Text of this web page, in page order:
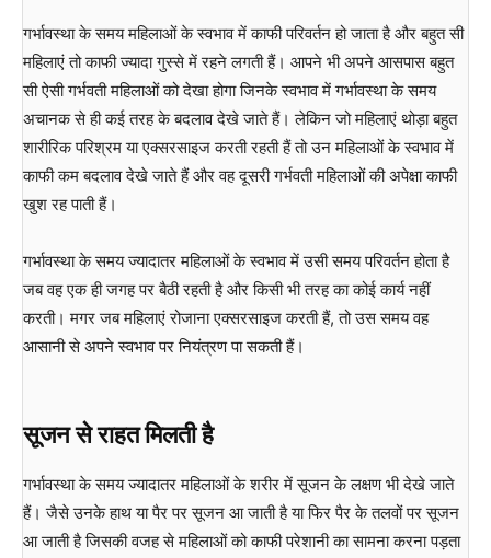
गर्भावस्था के समय महिलाओं के स्वभाव में काफी परिवर्तन हो जाता है और बहुत सी
महिलाएं तो काफी ज्यादा गुस्से में रहने लगती हैं। आपने भी अपने आसपास बहुत
सी ऐसी गर्भवती महिलाओं को देखा होगा जिनके स्वभाव में गर्भावस्था के समय
अचानक से ही कई तरह के बदलाव देखे जाते हैं। लेकिन जो महिलाएं थोड़ा बहुत
शारीरिक परिश्रम या एक्सरसाइज करती रहती हैं तो उन महिलाओं के स्वभाव में
काफी कम बदलाव देखे जाते हैं और वह दूसरी गर्भवती महिलाओं की अपेक्षा काफी
खुश रह पाती हैं।
गर्भावस्था के समय ज्यादातर महिलाओं के स्वभाव में उसी समय परिवर्तन होता है
जब वह एक ही जगह पर बैठी रहती है और किसी भी तरह का कोई कार्य नहीं
करती। मगर जब महिलाएं रोजाना एक्सरसाइज करती हैं, तो उस समय वह
आसानी से अपने स्वभाव पर नियंत्रण पा सकती हैं।
सूजन से राहत मिलती है
गर्भावस्था के समय ज्यादातर महिलाओं के शरीर में सूजन के लक्षण भी देखे जाते
हैं। जैसे उनके हाथ या पैर पर सूजन आ जाती है या फिर पैर के तलवों पर सूजन
आ जाती है जिसकी वजह से महिलाओं को काफी परेशानी का सामना करना पड़ता